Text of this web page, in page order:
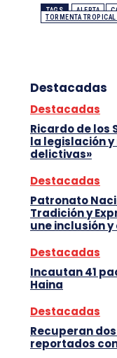
TAGS ALERTA
TORMENTA
Destacadas
Destacadas
Ricardo de los
la legislación
delictivas»
Destacadas
Patronato
Tradición y
une inclusión
Destacadas
Incautan 41
Haina
Destacadas
Recuperan
reportados